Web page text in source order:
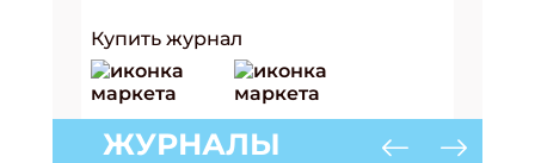
Купить журнал
ЖУРНАЛЫ